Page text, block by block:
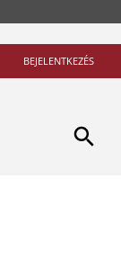
BEJELENTKEZÉS